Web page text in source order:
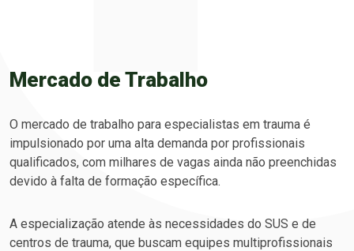
Mercado de Trabalho
O mercado de trabalho para especialistas em trauma é
impulsionado por uma alta demanda por profissionais
qualificados, com milhares de vagas ainda não preenchidas
devido à falta de formação específica.
A especialização atende às necessidades do SUS e de
centros de trauma, que buscam equipes multiprofissionais